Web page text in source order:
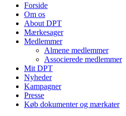
Forside
Om os
About DPT
Mærkesager
Medlemmer
Almene medlemmer
Associerede medlemmer
Mit DPT
Nyheder
Kampagner
Presse
Køb dokumenter og mærkater